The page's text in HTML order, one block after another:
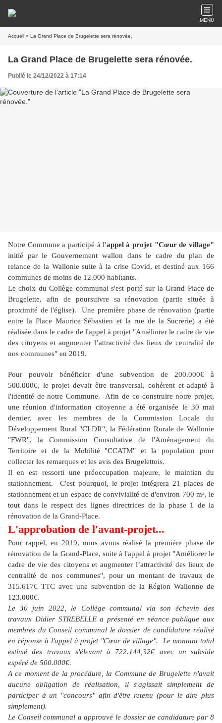
MENU
Accueil » La Grand Place de Brugelette sera rénovée.
La Grand Place de Brugelette sera rénovée.
Publié le 24/12/2022 à 17:14
Notre Commune a participé à l'appel à projet "Cœur de village"
initié par le Gouvernement wallon dans le cadre du plan de
relance de la Wallonie suite à la crise Covid, et destiné aux 166
communes de moins de 12.000 habitants.
Le choix du Collège communal s'est porté sur la Grand Place de
Brugelette, afin de poursuivre sa rénovation (partie située à
proximité de l'église). Une première phase de rénovation (partie
entre la Place Maurice Sébastien et la rue de la Sucrerie) a été
réalisée dans le cadre de l'appel à projet "Améliorer le cadre de vie
des citoyens et augmenter l’attractivité des lieux de centralité de
nos communes" en 2019.
Pour pouvoir bénéficier d'une subvention de 200.000€ à
500.000€, le projet devait être transversal, cohérent et adapté à
l'identité de notre Commune. Afin de co-construire notre projet,
une réunion d'information citoyenne a été organisée le 30 mai
dernier, avec les membres de la Commission Locale du
Développement Rural "CLDR", la Fédération Rurale de Wallonie
"FWR", la Commission Consultative de l'Aménagement du
Territoire et de la Mobilité "CCATM" et la population pour
collecter les remarques et les avis des Brugelettois.
Il en est ressorti une préoccupation majeure, le maintien du
stationnement. C'est pourquoi, le projet intégrera 21 places de
stationnement et un espace de convivialité de d'environ 700 m², le
tout dans le respect des lignes directrices de la phase 1 de la
rénovation de la Grand-Place.
L'approbation de l'avant-projet...
Pour rappel, en 2019, nous avons réalisé la première phase de
rénovation de la Grand-Place, suite à l'appel à projet "Améliorer le
cadre de vie des citoyens et augmenter l’attractivité des lieux de
centralité de nos communes", pour un montant de travaux de
315.617€ TTC avec une subvention de la Région Wallonne de
123.000€.
Le 30 juin 2022, le Collège communal via son échevin des
travaux Didier STREBELLE a présenté en séance publique aux
membres du Conseil communal le dossier de candidature réalisé
en réponse à l'appel à projet "Cœur de village". Le montant total
estimé des travaux s'élevant à 722.144,32€ avec un subside
espéré de 500.000€.
A ce moment de la procédure, la Commune de Brugelette n'avait
aucune obligation de réalisation, il s'agissait simplement de
participer à un "concours" afin d'être retenu (pour le dire plus
simplement).
Le Conseil communal a approuvé le dossier de candidature par 8